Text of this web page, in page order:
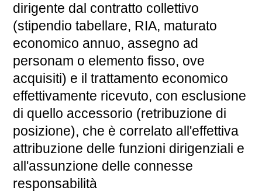
dirigente dal contratto collettivo
(stipendio tabellare, RIA, maturato
economico annuo, assegno ad
personam o elemento fisso, ove
acquisiti) e il trattamento economico
effettivamente ricevuto, con esclusione
di quello accessorio (retribuzione di
posizione), che è correlato all'effettiva
attribuzione delle funzioni dirigenziali e
all'assunzione delle connesse
responsabilità